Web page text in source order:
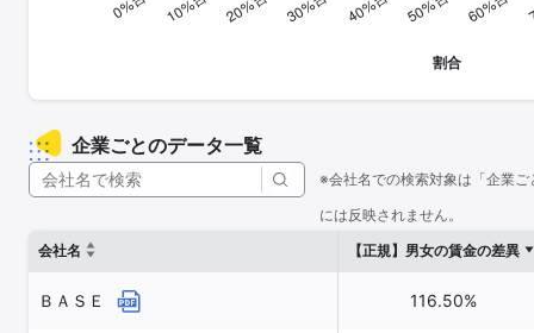
企業ごとのデータ一覧
※会社名での検索対象は「企業
には反映されません。
会社名
【正規】男女の賃金の差異
ＢＡＳＥ 116.50%